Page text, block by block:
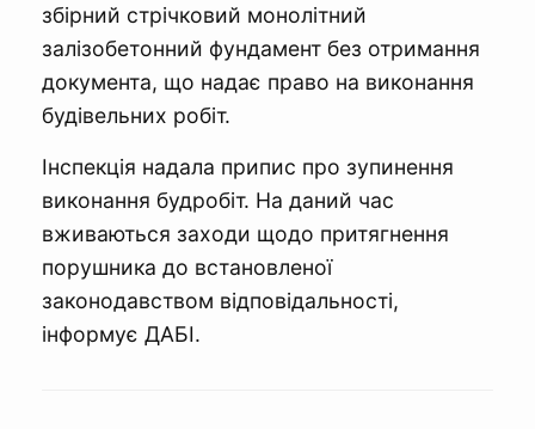
збірний стрічковий монолітний
залізобетонний фундамент без отримання
документа, що надає право на виконання
будівельних робіт.
Інспекція надала припис про зупинення
виконання будробіт. На даний час
вживаються заходи щодо притягнення
порушника до встановленої
законодавством відповідальності,
інформує ДАБІ.